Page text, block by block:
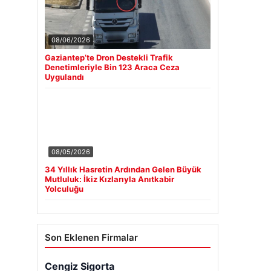
08/06/2026
Gaziantep’te Dron Destekli Trafik
Denetimleriyle Bin 123 Araca Ceza
Uygulandı
08/05/2026
34 Yıllık Hasretin Ardından Gelen Büyük
Mutluluk: İkiz Kızlarıyla Anıtkabir
Yolculuğu
Son Eklenen Firmalar
Cengiz Sigorta